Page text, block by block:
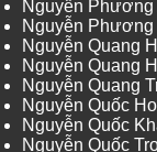
Nguyễn Phương
Nguyễn Phương
Nguyễn Quang
Nguyễn Quang
Nguyễn Quang
Nguyễn Quốc
Nguyễn Quốc
Nguyễn Quốc